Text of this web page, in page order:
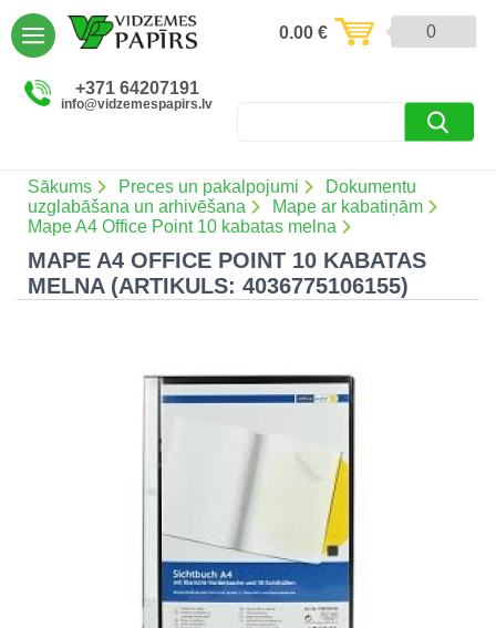
+371 64207191
info@vidzemespapirs.lv
0
0.00€
Sākums Preces un pakalpojumi
Dokumentu
uzglabāšana un arhivēšana
Mape ar kabatiņām
Mape A4 Office Point 10 kabatas melna
MAPE A4 OFFICE POINT 10 KABATAS
MELNA (ARTIKULS: 4036775106155)
AIZVĒRT
Atlaides (12)
Ielogoties